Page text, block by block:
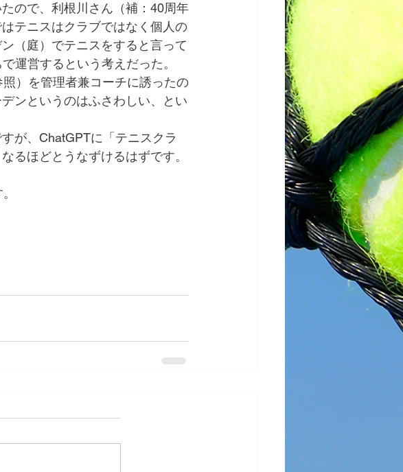
ので、利根川さん（補：40周年
テニスはクラブではなく個人の
（庭）でテニスをすると言って
運営するという考えだった。
）を管理者兼コーチに誘ったの
ンというのはふさわしい、とい
が、ChatGPTに「テニスクラ
るほどとうなずけるはずです。